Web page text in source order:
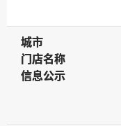
城市
城市
门店名称
门店名称
信息公示
信息公示